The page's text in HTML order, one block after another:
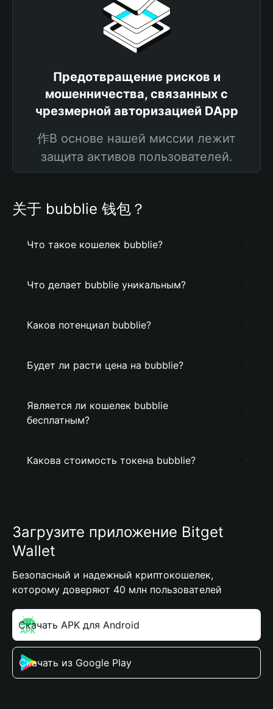
Предотвращение рисков и
мошенничества, связанных с
чрезмерной авторизацией DApp
作В основе нашей миссии лежит
защита активов пользователей.
关于 bubblie 钱包？
Что такое кошелек bubblie?
Что делает bubblie уникальным?
Каков потенциал bubblie?
Будет ли расти цена на bubblie?
Является ли кошелек bubblie
бесплатным?
Какова стоимость токена bubblie?
Загрузите приложение Bitget
Wallet
Безопасный и надежный криптокошелек,
которому доверяют 40 млн пользователей
Скачать APK для Android
Скачать из Google Play